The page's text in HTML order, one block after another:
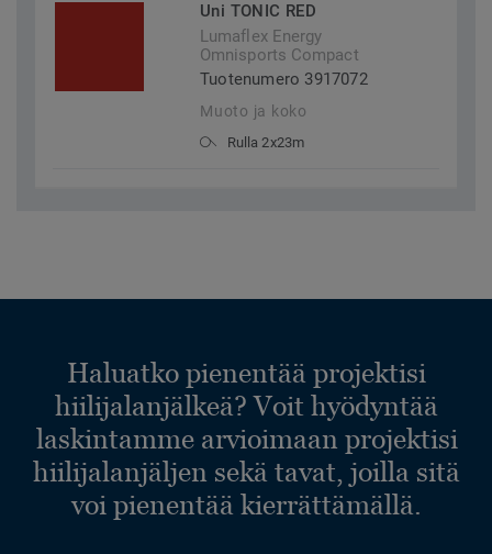
Uni TONIC RED
Lumaflex Energy
Omnisports Compact
Tuotenumero 3917072
Muoto ja koko
Rulla 2x23m
Haluatko pienentää projektisi
hiilijalanjälkeä? Voit hyödyntää
laskintamme arvioimaan projektisi
hiilijalanjäljen sekä tavat, joilla sitä
voi pienentää kierrättämällä.